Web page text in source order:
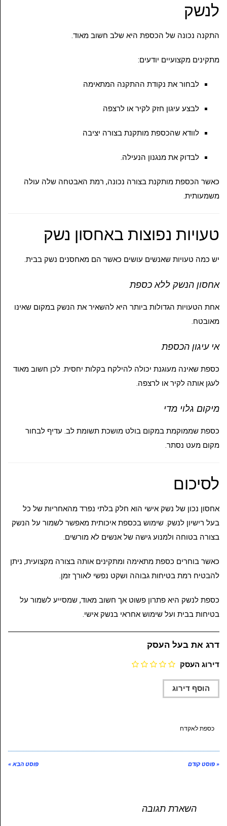
לנשק
התקנה נכונה של הכספת היא שלב חשוב מאוד.
מתקינים מקצועיים יודעים:
לבחור את נקודת ההתקנה המתאימה
לבצע עיגון חזק לקיר או לרצפה
לוודא שהכספת מותקנת בצורה יציבה
לבדוק את מנגנון הנעילה.
כאשר הכספת מותקנת בצורה נכונה, רמת האבטחה שלה עולה
משמעותית.
טעויות נפוצות באחסון נשק
יש כמה טעויות שאנשים עושים כאשר הם מאחסנים נשק בבית.
אחסון הנשק ללא כספת
אחת הטעויות הגדולות ביותר היא להשאיר את הנשק במקום שאינו
מאובטח.
אי עיגון הכספת
כספת שאינה מעוגנת יכולה להילקח בקלות יחסית. לכן חשוב מאוד
לעגן אותה לקיר או לרצפה.
מיקום גלוי מדי
כספת שממוקמת במקום בולט מושכת תשומת לב. עדיף לבחור
מקום מעט נסתר.
לסיכום
אחסון נכון של נשק אישי הוא חלק בלתי נפרד מהאחריות של כל
בעל רישיון לנשק. שימוש בכספת איכותית מאפשר לשמור על הנשק
בצורה בטוחה ולמנוע גישה של אנשים לא מורשים.
כאשר בוחרים כספת מתאימה ומתקינים אותה בצורה מקצועית, ניתן
להבטיח רמת בטיחות גבוהה ושקט נפשי לאורך זמן.
כספת לנשק היא פתרון פשוט אך חשוב מאוד, שמסייע לשמור על
בטיחות בבית ועל שימוש אחראי בנשק אישי.
דרג את בעל העסק
דירוג העסק
כספת לאקדח
« פוסט קודם פוסט הבא »
השארת תגובה